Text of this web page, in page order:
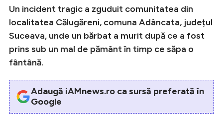
Un incident tragic a zguduit comunitatea din
localitatea Călugăreni, comuna Adâncata, județul
Suceava, unde un bărbat a murit după ce a fost
prins sub un mal de pământ în timp ce săpa o
fântână.
Adaugă iAMnews.ro ca sursă preferată în
Google